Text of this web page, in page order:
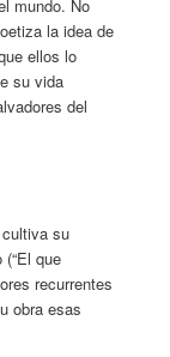
mundo. No
la idea de
ellos lo
su vida
del
cultiva su
que
recurrentes
obra esas